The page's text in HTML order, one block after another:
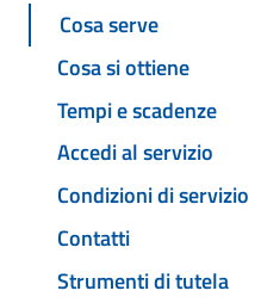
Cosa serve
Cosa si ottiene
Tempi e scadenze
Accedi al servizio
Condizioni di servizio
Contatti
Strumenti di tutela